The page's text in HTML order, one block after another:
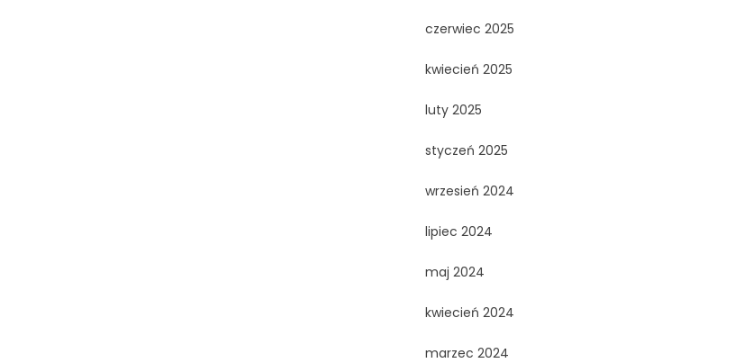
czerwiec 2025
kwiecień 2025
luty 2025
styczeń 2025
wrzesień 2024
lipiec 2024
maj 2024
kwiecień 2024
marzec 2024